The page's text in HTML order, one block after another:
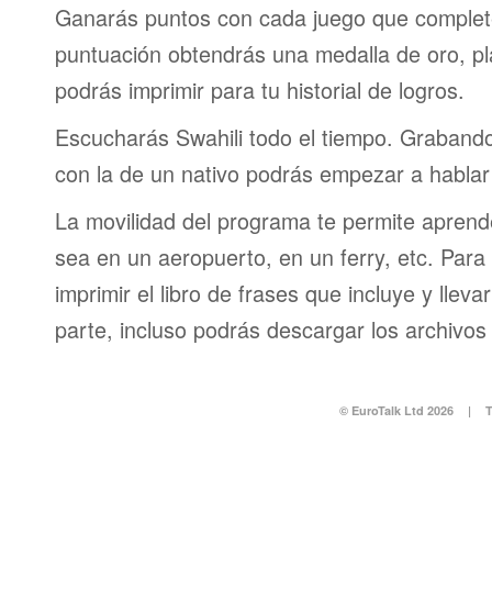
Ganarás puntos con cada juego que
puntuación obtendrás una medalla de oro,
podrás imprimir para tu historial de logros.
Escucharás Swahili todo el tiempo.
con la de un nativo podrás empezar a
La movilidad del programa te permite
sea en un aeropuerto, en un ferry, etc.
imprimir el libro de frases que incluye y
parte, incluso podrás descargar los
© EuroTalk Ltd 2026 |